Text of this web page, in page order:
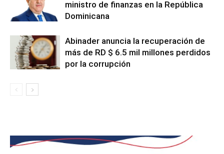
ministro de finanzas en la República
Dominicana
Abinader anuncia la recuperación de
más de RD $ 6.5 mil millones perdidos
por la corrupción